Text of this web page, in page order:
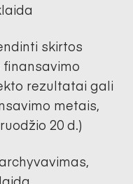
skirtos
rezultatai gali
metais,
20 d.)